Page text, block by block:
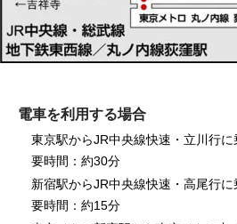
電車を利用する場合
東京駅からJR中央線快速・立川行
要時間：約30分
新宿駅からJR中央線快速・高尾行
要時間：約15分